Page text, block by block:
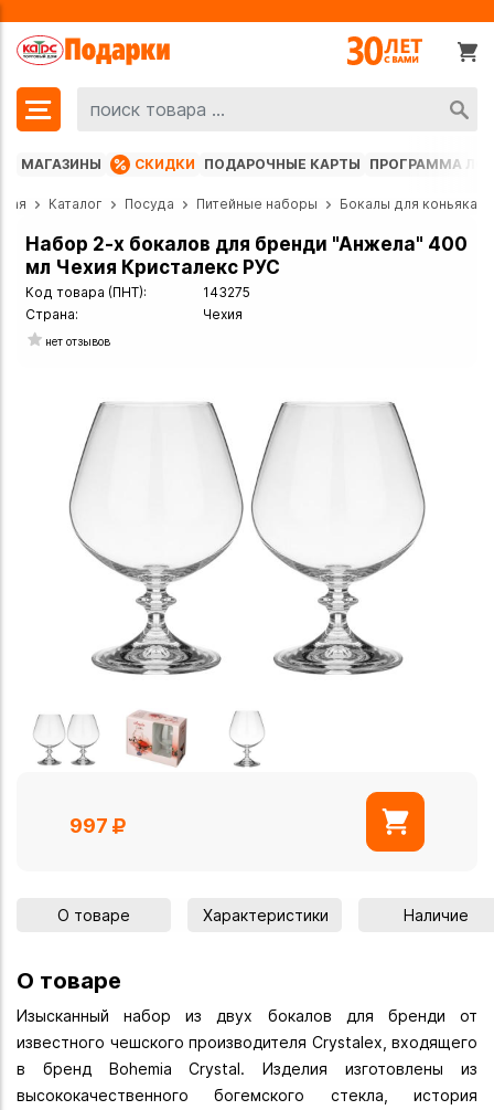
МАГАЗИНЫ СКИДКИ ПОДАРОЧНЫЕ КАРТЫ ПРОГРАММА
Каталог Посуда Питейные наборы Бокалы для коньяка
Набор 2-х бокалов для бренди "Анжела" 400
мл Чехия Кристалекс РУС
Код товара (ПНТ):
143275
Страна:
Чехия
нет отзывов
997
О товаре Характеристики Наличие
О товаре
Изысканный набор из двух бокалов для бренди от
известного чешского производителя Crystalex, входящего
в бренд Bohemia Crystal. Изделия изготовлены из
высококачественного богемского стекла, история